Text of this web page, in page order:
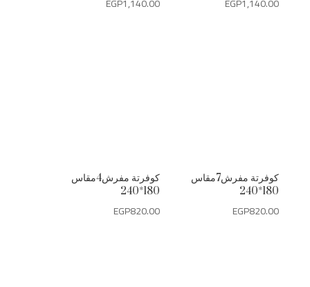
EGP1,140.00 EGP1,140.00
كوفرتة مفرش4مقاس
180*240
EGP820.00
كوفرتة مفرش7مقاس
180*240
EGP820.00